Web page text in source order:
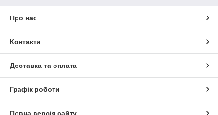
Про нас
Контакти
Доставка та оплата
Графік роботи
Повна версія сайту